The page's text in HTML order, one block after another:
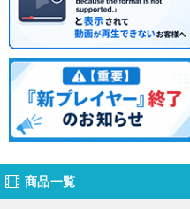
商品一覧